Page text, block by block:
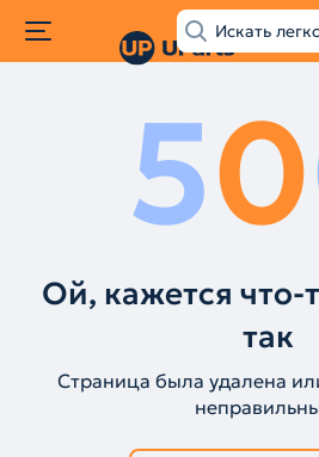
50
Ой, кажется что-
так
Страница была удалена